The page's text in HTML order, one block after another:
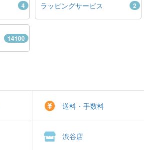
4 ラッピングサービス 2
14100
送料・手数料
渋谷店